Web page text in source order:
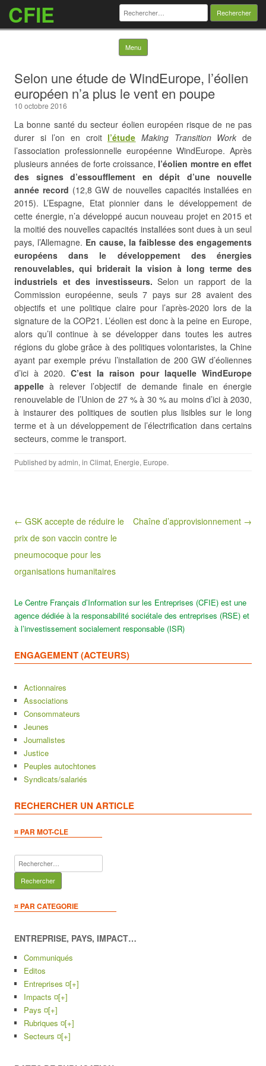
CFIE Rechercher :
Menu Skip to content
Selon une étude de WindEurope, l’éolien
européen n’a plus le vent en poupe
10 octobre 2016
La bonne santé du secteur éolien européen risque de ne pas
durer si l’on en croit l’étude Making Transition Work de
l’association professionnelle européenne WindEurope. Après
plusieurs années de forte croissance, l’éolien montre en effet
des signes d’essoufflement en dépit d’une nouvelle
année record (12,8 GW de nouvelles capacités installées en
2015). L’Espagne, Etat pionnier dans le développement de
cette énergie, n’a développé aucun nouveau projet en 2015 et
la moitié des nouvelles capacités installéessont dues à un seul
pays, l’Allemagne. En cause, la faiblesse des engagements
européens dans le développement des énergies
renouvelables, qui briderait la vision à long terme des
industriels et des investisseurs. Selon un rapport de la
Commission européenne, seuls 7 pays sur 28 avaient des
objectifs et une politique claire pour l’après-2020 lors de la
signature de la COP21. L’éolien est donc à la peine en Europe,
alors qu’il continue à se développer dans toutes les autres
régions du globe grâce à des politiques volontaristes, la Chine
ayant par exemple prévu l’installation de 200 GW d’éoliennes
d’ici à 2020. C’est la raison pour laquelle WindEurope
appelle à relever l’objectif de demande finale en énergie
renouvelable de l’Union de 27 % à 30 % au moins d’ici à 2030,
à instaurer des politiques de soutien plus lisibles sur le long
terme et à un développement de l’électrification dans certains
secteurs, comme le transport.
Published byadmin, in Climat, Energie, Europe.
Post navigation
← GSK accepte de réduire le
prix de son vaccin contre le
pneumocoque pour les
organisations humanitaires
Chaîne d’approvisionnement →
Le Centre Français d’Information sur les Entreprises (CFIE) est une
agence dédiée à la responsabilité sociétale des entreprises (RSE) et
à l’investissement socialement responsable (ISR)
ENGAGEMENT (ACTEURS)
Actionnaires
Associations
Consommateurs
Jeunes
Journalistes
Justice
Peuples autochtones
Syndicats/salariés
RECHERCHER UN ARTICLE
¤ PAR MOT-CLE
Rechercher :
¤ PAR CATEGORIE
ENTREPRISE, PAYS, IMPACT…
Communiqués
Editos
Entreprises ¤[+]
Impacts ¤[+]
Pays ¤[+]
Rubriques ¤[+]
Secteurs ¤[+]